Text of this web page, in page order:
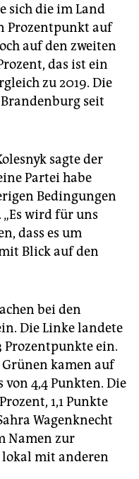
sich die im Land
Prozentpunkt auf
auf den zweiten
das ist ein
zu 2019. Die
seit
sagte der
Partei habe
Bedingungen
wird für uns
dass es um
Blick auf den
bei den
Die Linke landete
Prozentpunkte ein.
kamen auf
von 4,4 Punkten. Die
1,1 Punkte
Wagenknecht
Namen zur
mit anderen